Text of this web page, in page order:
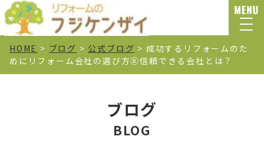
HOME > ブログ > 公式ブログ > 成功するリフォームのた
めにリフォーム会社の選び方⑧信頼できる会社とは？
ブログ
BLOG